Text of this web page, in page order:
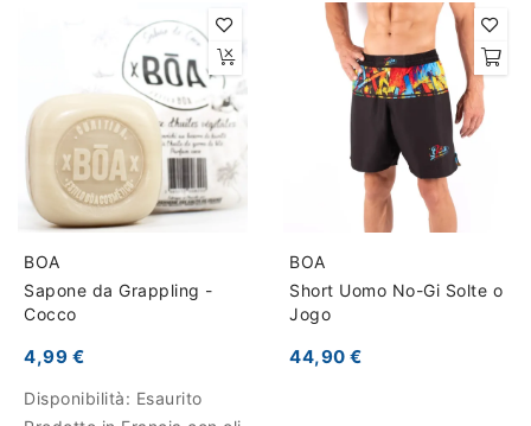
BOA
Sapone da Grappling -
Cocco
4,99 €
Disponibilità: Esaurito
BOA
Short Uomo No-Gi Solte o
Jogo
44,90 €